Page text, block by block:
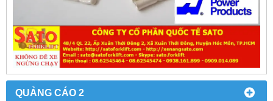
QUẢNG CÁO 2